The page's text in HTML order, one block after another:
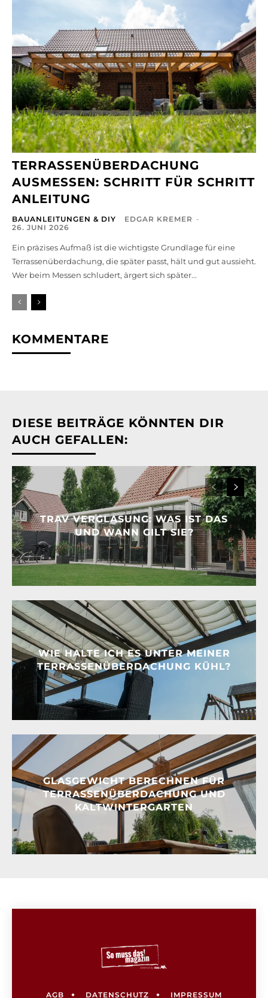
TERRASSENÜBERDACHUNG
AUSMESSEN: SCHRITT FÜR SCHRITT
ANLEITUNG
BAUANLEITUNGEN & DIY EDGAR KREMER -
26. JUNI 2026
Ein präzises Aufmaß ist die wichtigste Grundlage für eine
Terrassenüberdachung, die später passt, hält und gut aussieht.
Wer beim Messen schludert, ärgert sich später...
KOMMENTARE
DIESE BEITRÄGE KÖNNTEN DIR
AUCH GEFALLEN:
TRAV VERGLASUNG: WAS IST DAS
UND WANN GILT SIE?
WIE HALTE ICH ES UNTER MEINER
TERRASSENÜBERDACHUNG KÜHL?
GLASGEWICHT BERECHNEN FÜR
TERRASSENÜBERDACHUNG UND
KALTWINTERGARTEN
AGB DATENSCHUTZ IMPRESSUM